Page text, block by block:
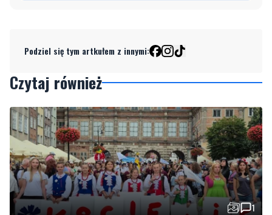
Podziel się tym artkułem z innymi:
Czytaj również
1